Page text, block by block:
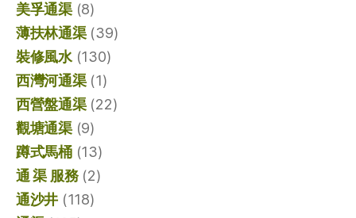
美孚通渠(8)
薄扶林通渠(39)
裝修風水(130)
西灣河通渠(1)
西營盤通渠(22)
觀塘通渠(9)
蹲式馬桶(13)
通 渠 服務(2)
通沙井 (118)